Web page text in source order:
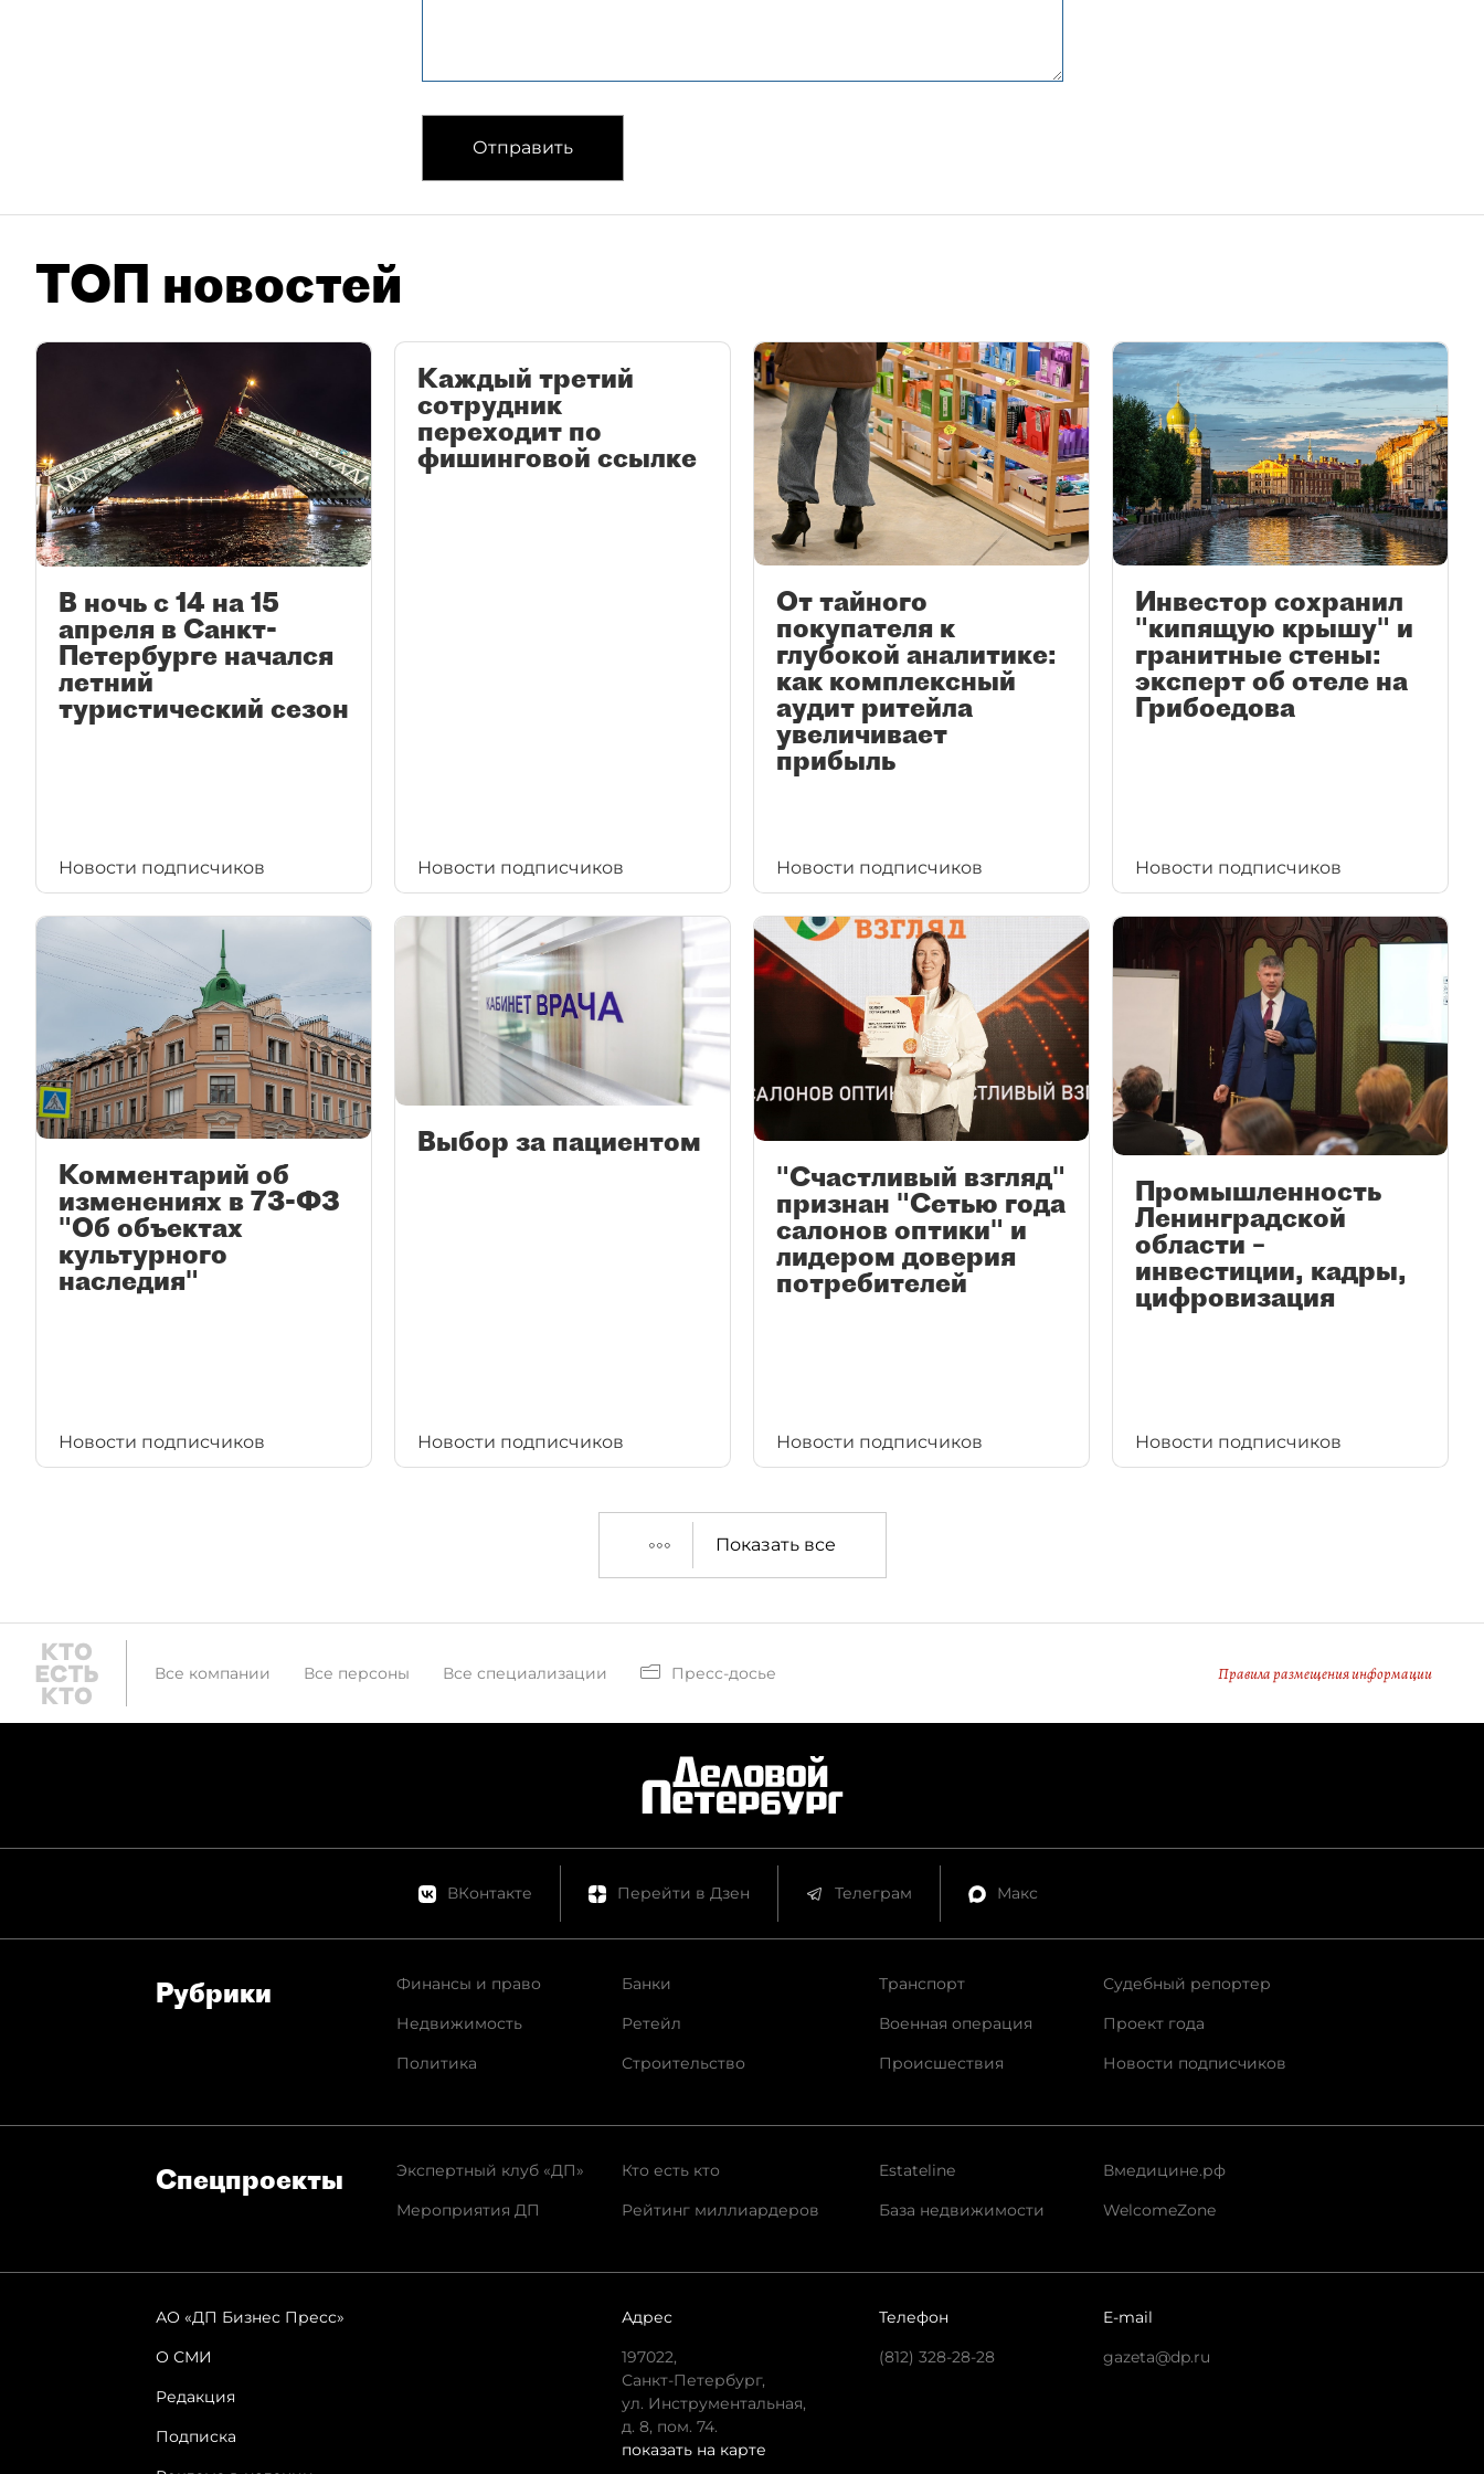
Отправить
ТОП новостей
В ночь с 14 на 15
апреля в Санкт-
Петербурге начался
летний
туристический сезон
Новости подписчиков
Каждый третий
сотрудник
переходит по
фишинговой ссылке
Новости подписчиков
От тайного
покупателя к
глубокой аналитике:
как комплексный
аудит ритейла
увеличивает
прибыль
Новости подписчиков
Инвестор сохранил
"кипящую крышу" и
гранитные стены:
эксперт об отеле на
Грибоедова
Новости подписчиков
Комментарий об
изменениях в 73-ФЗ
"Об объектах
культурного
наследия"
Новости подписчиков
Выбор за пациентом
Новости подписчиков
"Счастливый взгляд"
признан "Сетью года
салонов оптики" и
лидером доверия
потребителей
Новости подписчиков
Промышленность
Ленинградской
области –
инвестиции, кадры,
цифровизация
Новости подписчиков
Показать все
Все компании Все персоны Все специализации Пресс-досье Правила размещения информации
ВКонтакте Перейти в Дзен Телеграм Макс
Рубрики
Финансы и право
Недвижимость
Политика
Банки
Ретейл
Строительство
Транспорт
Военная операция
Происшествия
Судебный репортер
Проект года
Новости подписчиков
Спец­проекты
Экспертный клуб «ДП»
Мероприятия ДП
Кто есть кто
Рейтинг миллиардеров
Estateline
База недвижимости
Вмедицине.рф
WelcomeZone
АО «ДП Бизнес Пресс»
О СМИ
Редакция
Подписка
Адрес
197022,
Санкт-Петербург,
ул. Инструментальная,
д. 8, пом. 74.
показать на карте
Телефон
(812) 328-28-28
E-mail
gazeta@dp.ru